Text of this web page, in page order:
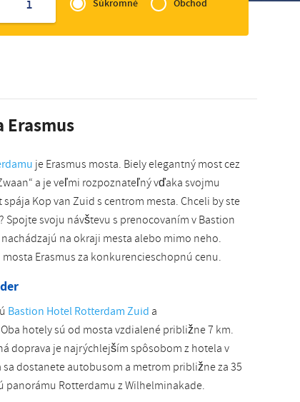
1 Súkromné Obchod
Erasmus
je Erasmus mosta. Biely elegantný most cez
a je veľmi rozpoznateľný vďaka svojmu
Kop van Zuid s centrom mesta. Chceli by ste
Spojte svoju návštevu s prenocovaním v Bastion
na okraji mesta alebo mimo neho.
Erasmus za konkurencieschopnú cenu.
Bastion Hotel Rotterdam Zuid a
hotely sú od mosta vzdialené približne 7 km.
doprava je najrýchlejším spôsobom z hotela v
dostanete autobusom a metrom približne za 35
panorámu Rotterdamu z Wilhelminakade.